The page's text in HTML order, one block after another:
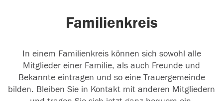
Familienkreis
In einem Familienkreis können sich sowohl alle
Mitglieder einer Familie, als auch Freunde und
Bekannte eintragen und so eine Trauergemeinde
bilden. Bleiben Sie in Kontakt mit anderen Mitgliedern